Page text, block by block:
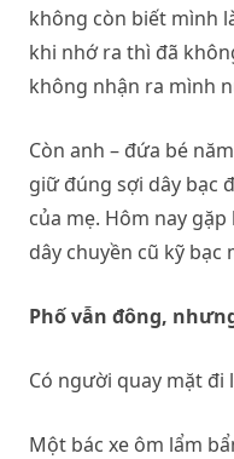
không còn biết mình
khi nhớ ra thì đã
không nhận ra mình
Còn anh – đứa bé
giữ đúng sợi dây bạc
của mẹ. Hôm nay
dây chuyền cũ kỹ bạc
Phố vẫn đông,
Có người quay mặt đi
Một bác xe ôm lẩm